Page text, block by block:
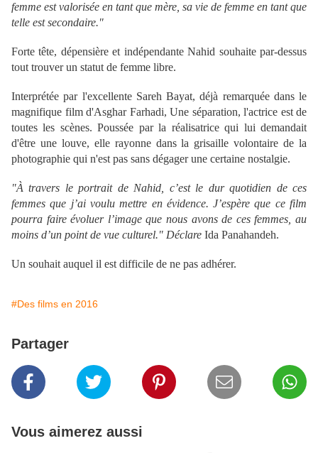
femme est valorisée en tant que mère, sa vie de femme en tant que
telle est secondaire."
Forte tête, dépensière et indépendante Nahid souhaite par-dessus
tout trouver un statut de femme libre.
Interprétée par l'excellente Sareh Bayat, déjà remarquée dans le
magnifique film d'Asghar Farhadi, Une séparation, l'actrice est de
toutes les scènes. Poussée par la réalisatrice qui lui demandait
d'être une louve, elle rayonne dans la grisaille volontaire de la
photographie qui n'est pas sans dégager une certaine nostalgie.
"À travers le portrait de Nahid,
c’est le dur quotidien de ces
femmes que j’ai voulu mettre en évidence. J’espère que ce film
pourra faire évoluer l’image que nous avons de ces femmes, au
moins d’un point de vue culturel." Déclare Ida Panahandeh.
Un souhait auquel il est difficile de ne pas adhérer.
#Des films en 2016
Partager
Vous aimerez aussi